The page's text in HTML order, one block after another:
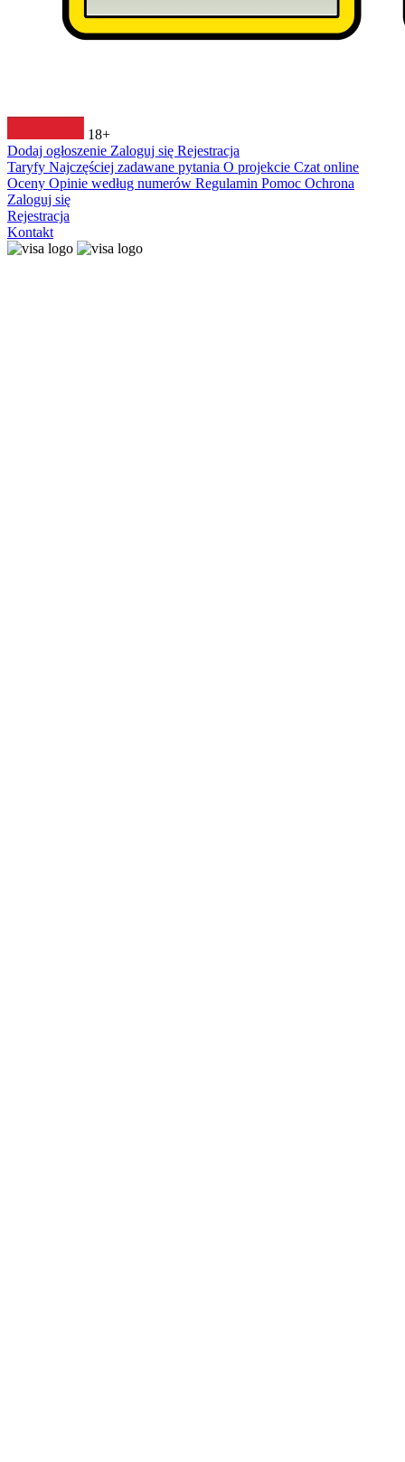
18+
Dodaj ogłoszenie Zaloguj się Rejestracja
Taryfy Najczęściej zadawane pytania O projekcie Czat online
Oceny Opinie według numerów Regulamin Pomoc Ochrona
Zaloguj się
Rejestracja
Kontakt